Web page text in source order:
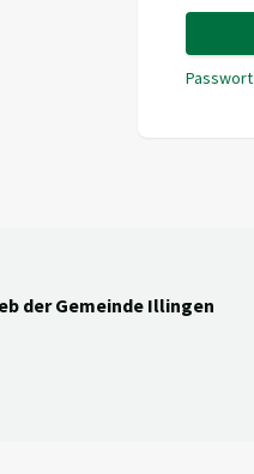
der Gemeinde Illingen